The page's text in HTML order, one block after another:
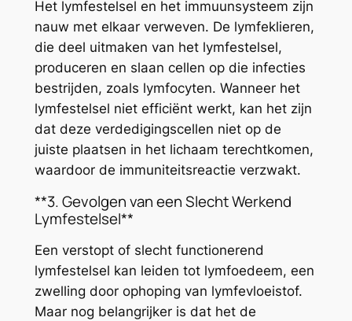
Het lymfestelsel en het immuunsysteem zijn
nauw met elkaar verweven. De lymfeklieren,
die deel uitmaken van het lymfestelsel,
produceren en slaan cellen op die infecties
bestrijden, zoals lymfocyten. Wanneer het
lymfestelsel niet efficiënt werkt, kan het zijn
dat deze verdedigingscellen niet op de
juiste plaatsen in het lichaam terechtkomen,
waardoor de immuniteitsreactie verzwakt.
**3. Gevolgen van een Slecht Werkend
Lymfestelsel**
Een verstopt of slecht functionerend
lymfestelsel kan leiden tot lymfoedeem, een
zwelling door ophoping van lymfevloeistof.
Maar nog belangrijker is dat het de